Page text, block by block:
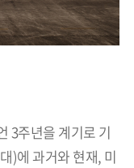
3주년을 계기로 기
)에 과거와 현재, 미